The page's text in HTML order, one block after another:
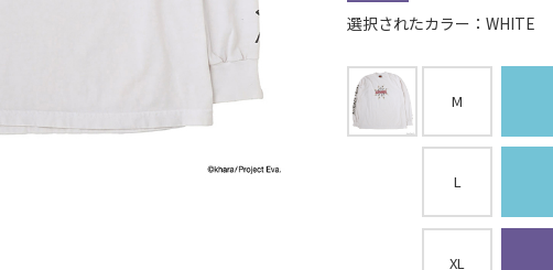
選択されたカラー：WHITE
M
L
XL